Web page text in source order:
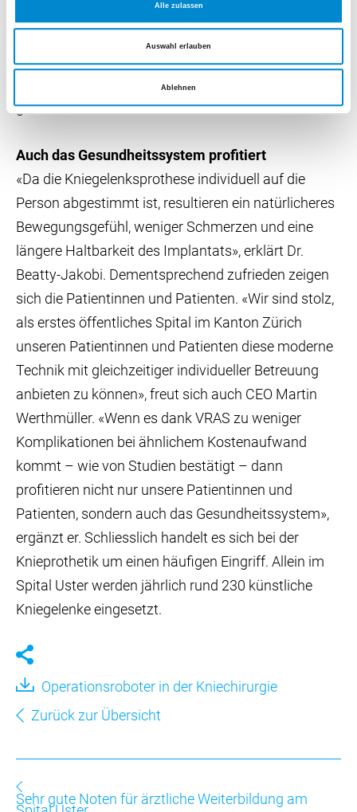
Alle zulassen
Auswahl erlauben
Ablehnen
des Kniegelenks simuliert werden kann, erfolgt die
tatsächliche Implantation. Auch bei diesem Schritt
hilft der Roboter, die optimale Schnittführung zu
halten. Dadurch wird der Eingriff noch präziser,
gewebeschonender und berechenbarer.
Auch das Gesundheitssystem profitiert
«Da die Kniegelenksprothese individuell auf die
Person abgestimmt ist, resultieren ein natürlicheres
Bewegungsgefühl, weniger Schmerzen und eine
längere Haltbarkeit des Implantats», erklärt Dr.
Beatty-Jakobi. Dementsprechend zufrieden zeigen
sich die Patientinnen und Patienten. «Wir sind stolz,
als erstes öffentliches Spital im Kanton Zürich
unseren Patientinnen und Patienten diese moderne
Technik mit gleichzeitiger individueller Betreuung
anbieten zu können», freut sich auch CEO Martin
Werthmüller. «Wenn es dank VRAS zu weniger
Komplikationen bei ähnlichem Kostenaufwand
kommt – wie von Studien bestätigt – dann
profitieren nicht nur unsere Patientinnen und
Patienten, sondern auch das Gesundheitssystem»,
ergänzt er. Schliesslich handelt es sich bei der
Knieprothetik um einen häufigen Eingriff. Allein im
Spital Uster werden jährlich rund 230 künstliche
Kniegelenke eingesetzt.
Operationsroboter in der Kniechirurgie
Zurück zur Übersicht
Sehr gute Noten für ärztliche Weiterbildung am